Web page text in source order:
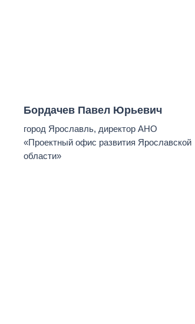
Бордачев Павел Юрьевич
город Ярославль, директор АНО
«Проектный офис развития Ярославской
области»